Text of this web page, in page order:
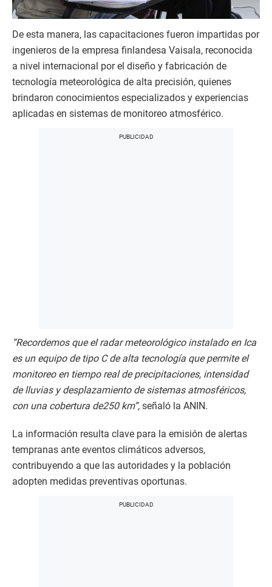
De esta manera, las capacitaciones fueron impartidas por
ingenieros de la empresa finlandesa Vaisala, reconocida
a nivel internacional por el diseño y fabricación de
tecnología meteorológica de alta precisión, quienes
brindaron conocimientos especializados y experiencias
aplicadas en sistemas de monitoreo atmosférico.
“Recordemos que el radar meteorológico instalado en Ica
es un equipo de tipo C de alta tecnología que permite el
monitoreo en tiempo real de precipitaciones, intensidad
de lluvias y desplazamiento de sistemas atmosféricos,
con una cobertura de250 km”, señaló la ANIN.
La información resulta clave para la emisión de alertas
tempranas ante eventos climáticos adversos,
contribuyendo a que las autoridades y la población
adopten medidas preventivas oportunas.